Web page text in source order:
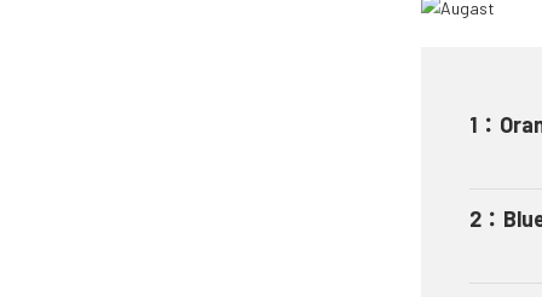
1 ：
2 ：